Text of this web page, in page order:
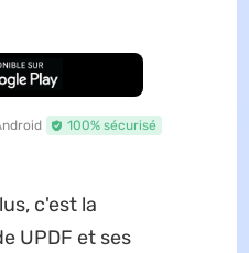
100% sécurisé
c'est la
UPDF et ses